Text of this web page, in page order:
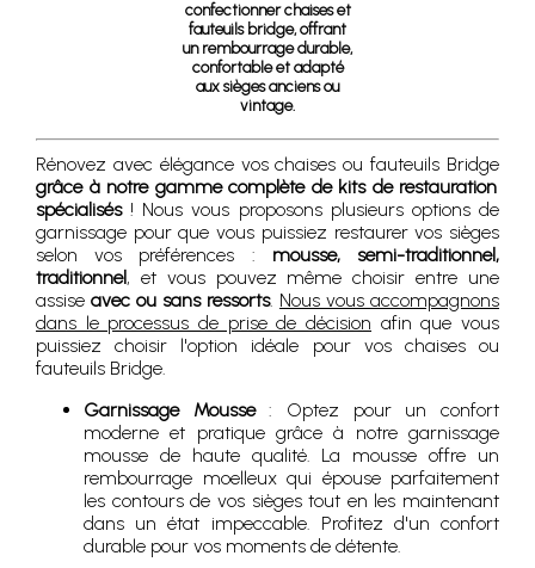
confectionner chaises et
fauteuils bridge, offrant
un rembourrage durable,
confortable et adapté
aux sièges anciens ou
vintage.
Rénovez avec élégance vos chaises ou fauteuils Bridge
grâce à notre gamme complète de kits de restauration
spécialisés! Nous vous proposons plusieurs options de
garnissage pour que vous puissiez restaurer vos sièges
selon vos préférences : mousse, semi-traditionnel,
traditionnel, et vous pouvez même choisir entre une
assise avec ou sans ressorts. Nous vous accompagnons
dans le processus de prise de décision afin que vous
puissiez choisir l'option idéale pour vos chaises ou
fauteuils Bridge.
Garnissage Mousse: Optez pour un confort
moderne et pratique grâce à notre garnissage
mousse de haute qualité. La mousse offre un
rembourrage moelleux qui épouse parfaitement
les contours de vos sièges tout en les maintenant
dans un état impeccable. Profitez d'un confort
durable pour vos moments de détente.